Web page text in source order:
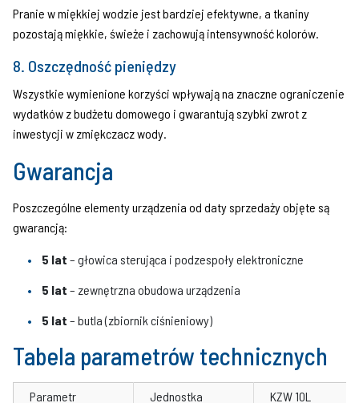
Pranie w miękkiej wodzie jest bardziej efektywne, a tkaniny
pozostają miękkie, świeże i zachowują intensywność kolorów.
8. Oszczędność pieniędzy
Wszystkie wymienione korzyści wpływają na znaczne ograniczenie
wydatków z budżetu domowego i gwarantują szybki zwrot z
inwestycji w zmiękczacz wody.
Gwarancja
Poszczególne elementy urządzenia od daty sprzedaży objęte są
gwarancją:
5 lat – głowica sterująca i podzespoły elektroniczne
5 lat – zewnętrzna obudowa urządzenia
5 lat – butla (zbiornik ciśnieniowy)
Tabela parametrów technicznych
Parametr Jednostka
KZW 10L